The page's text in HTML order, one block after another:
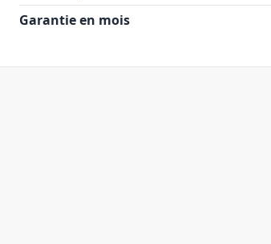
Garantie en mois